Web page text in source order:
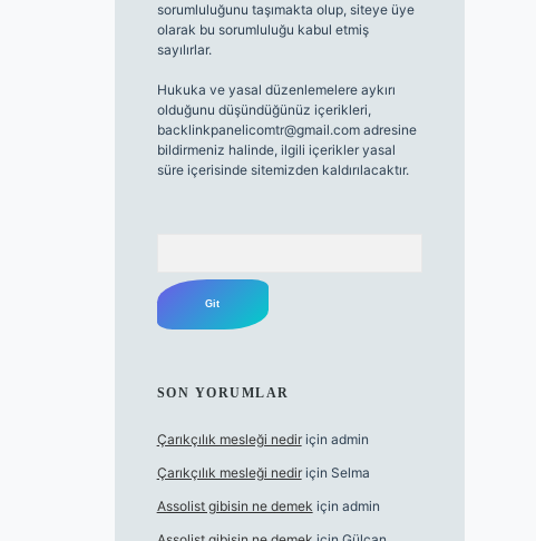
sorumluluğunu taşımakta olup, siteye üye
olarak bu sorumluluğu kabul etmiş
sayılırlar.
Hukuka ve yasal düzenlemelere aykırı
olduğunu düşündüğünüz içerikleri,
backlinkpanelicomtr@gmail.comadresine
bildirmeniz halinde, ilgili içerikler yasal
süre içerisinde sitemizden kaldırılacaktır.
SON YORUMLAR
Çarıkçılık mesleği nediriçin admin
Çarıkçılık mesleği nediriçin Selma
Assolist gibisin ne demek için admin